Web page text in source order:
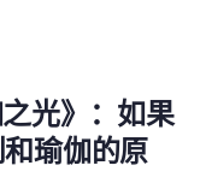
光》：如果
瑜伽的原